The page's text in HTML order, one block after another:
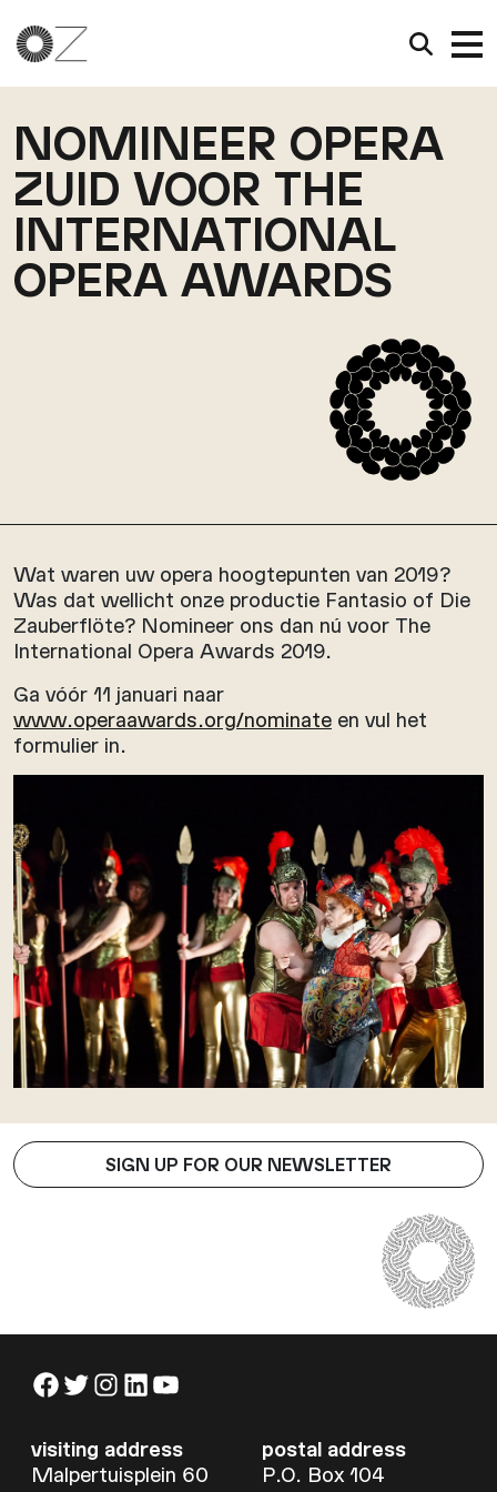
NOMINEER OPERA
ZUID VOOR THE
INTERNATIONAL
OPERA AWARDS
Wat waren uw opera hoogtepunten van 2019?
Was dat wellicht onze productie Fantasio of Die
Zauberflöte? Nomineer ons dan nú voor The
International Opera Awards 2019.
Ga vóór 11 januari naar
www.operaawards.org/nominate en vul het
formulier in.
SIGN UP FOR OUR NEWSLETTER
Facebook
Twitter
Instagram
LinkedIn
YouTube
visiting address
Malpertuisplein 60
postal address
P.O. Box 104